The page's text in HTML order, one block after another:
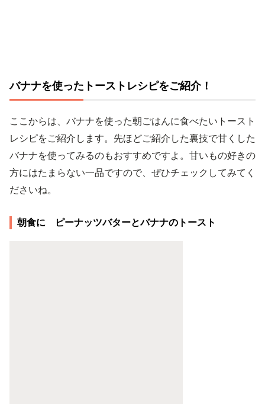
バナナを使ったトーストレシピをご紹介！
ここからは、バナナを使った朝ごはんに食べたいトースト
レシピをご紹介します。先ほどご紹介した裏技で甘くした
バナナを使ってみるのもおすすめですよ。甘いもの好きの
方にはたまらない一品ですので、ぜひチェックしてみてく
ださいね。
朝食に ピーナッツバターとバナナのトースト